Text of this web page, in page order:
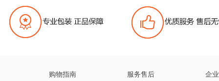
购物指南 服务售后 企